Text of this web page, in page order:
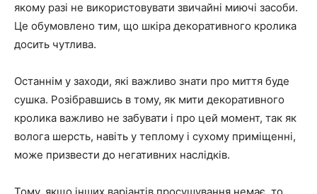
якому разі не використовувати звичайні миючі засоби.
Це обумовлено тим, що шкіра декоративного кролика
досить чутлива.
Останнім у заходи, які важливо знати про миття буде
сушка. Розібравшись в тому, як мити декоративного
кролика важливо не забувати і про цей момент, так як
волога шерсть, навіть у теплому і сухому приміщенні,
може призвести до негативних наслідків.